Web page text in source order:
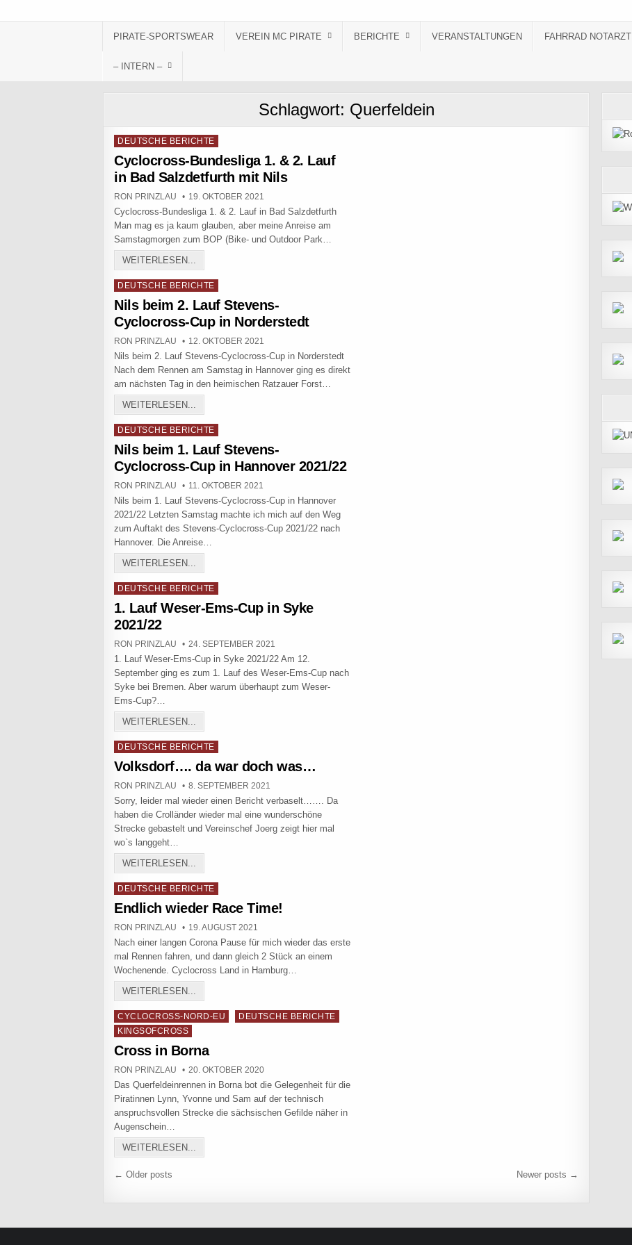
PIRATE-SPORTSWEAR VEREIN MC PIRATE BERICHTE VERANSTALTUNGEN FAHRRAD NOTARZT
– INTERN –
Schlagwort: Querfeldein
Posted in
DEUTSCHE BERICHTE
Cyclocross-Bundesliga 1. & 2. Lauf
in Bad Salzdetfurth mit Nils
AUTHOR:
RON PRINZLAU PUBLISHED DATE:
19. OKTOBER 2021
Cyclocross-Bundesliga 1. & 2. Lauf in Bad Salzdetfurth
Man mag es ja kaum glauben, aber meine Anreise am
Samstagmorgen zum BOP (Bike- und Outdoor Park…
WEITERLESEN...
Posted in
DEUTSCHE BERICHTE
Nils beim 2. Lauf Stevens-
Cyclocross-Cup in Norderstedt
AUTHOR:
RON PRINZLAU PUBLISHED DATE:
12. OKTOBER 2021
Nils beim 2. Lauf Stevens-Cyclocross-Cup in Norderstedt
Nach dem Rennen am Samstag in Hannover ging es direkt
am nächsten Tag in den heimischen Ratzauer Forst…
WEITERLESEN...
Posted in
DEUTSCHE BERICHTE
Nils beim 1. Lauf Stevens-
Cyclocross-Cup in Hannover 2021/22
AUTHOR:
RON PRINZLAU PUBLISHED DATE:
11. OKTOBER 2021
Nils beim 1. Lauf Stevens-Cyclocross-Cup in Hannover
2021/22 Letzten Samstag machte ich mich auf den Weg
zum Auftakt des Stevens-Cyclocross-Cup 2021/22 nach
Hannover. Die Anreise…
WEITERLESEN...
Posted in
DEUTSCHE BERICHTE
1. Lauf Weser-Ems-Cup in Syke
2021/22
AUTHOR:
RON PRINZLAU PUBLISHED DATE:
24. SEPTEMBER 2021
1. Lauf Weser-Ems-Cup in Syke 2021/22 Am 12.
September ging es zum 1. Lauf des Weser-Ems-Cup nach
Syke bei Bremen. Aber warum überhaupt zum Weser-
Ems-Cup?…
WEITERLESEN...
Posted in
DEUTSCHE BERICHTE
Volksdorf…. da war doch was…
AUTHOR:
RON PRINZLAU PUBLISHED DATE:
8. SEPTEMBER 2021
Sorry, leider mal wieder einen Bericht verbaselt……. Da
haben die Crolländer wieder mal eine wunderschöne
Strecke gebastelt und Vereinschef Joerg zeigt hier mal
wo`s langgeht…
WEITERLESEN...
Posted in
DEUTSCHE BERICHTE
Endlich wieder Race Time!
AUTHOR:
RON PRINZLAU PUBLISHED DATE:
19. AUGUST 2021
Nach einer langen Corona Pause für mich wieder das erste
mal Rennen fahren, und dann gleich 2 Stück an einem
Wochenende. Cyclocross Land in Hamburg…
WEITERLESEN...
Posted in
CYCLOCROSS-NORD-EU
DEUTSCHE BERICHTE
KINGSOFCROSS
Cross in Borna
AUTHOR:
RON PRINZLAU PUBLISHED DATE:
20. OKTOBER 2020
Das Querfeldeinrennen in Borna bot die Gelegenheit für die
Piratinnen Lynn, Yvonne und Sam auf der technisch
anspruchsvollen Strecke die sächsischen Gefilde näher in
Augenschein…
WEITERLESEN...
Beitragsnavigation
← Older posts Newer posts →